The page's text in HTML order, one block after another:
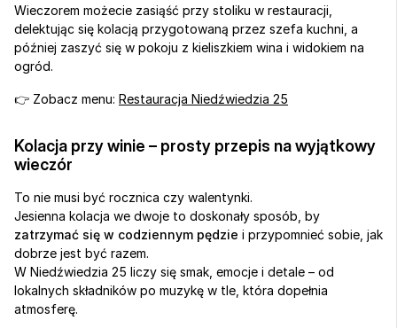
Wieczorem możecie zasiąść przy stoliku w restauracji,
delektując się kolacją przygotowaną przez szefa kuchni, a
później zaszyć się w pokoju z kieliszkiem wina i widokiem na
ogród.
👉 Zobacz menu: Restauracja Niedźwiedzia 25
Kolacja przy winie – prosty przepis na wyjątkowy
wieczór
To nie musi być rocznica czy walentynki.
zatrzymać się w codziennym pędzie i przypomnieć sobie, jak
dobrze jest być razem.
W Niedźwiedzia 25 liczy się smak, emocje i detale – od
lokalnych składników po muzykę w tle, która dopełnia
atmosferę.